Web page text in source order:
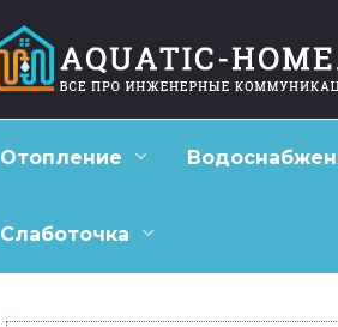
Отопление
Слаботочка